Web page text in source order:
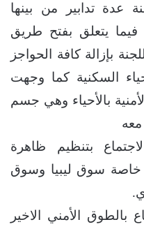
عدة تدابير من بينها
فيما يتعلق بفتح طريق
بإزالة كافة الحواجز
السكنية كما وجهت
بالأحياء وهي جسم
بتنظيم ظاهرة
خاصة سوق ليبيا وسوق
بالطوق الأمني الاخير